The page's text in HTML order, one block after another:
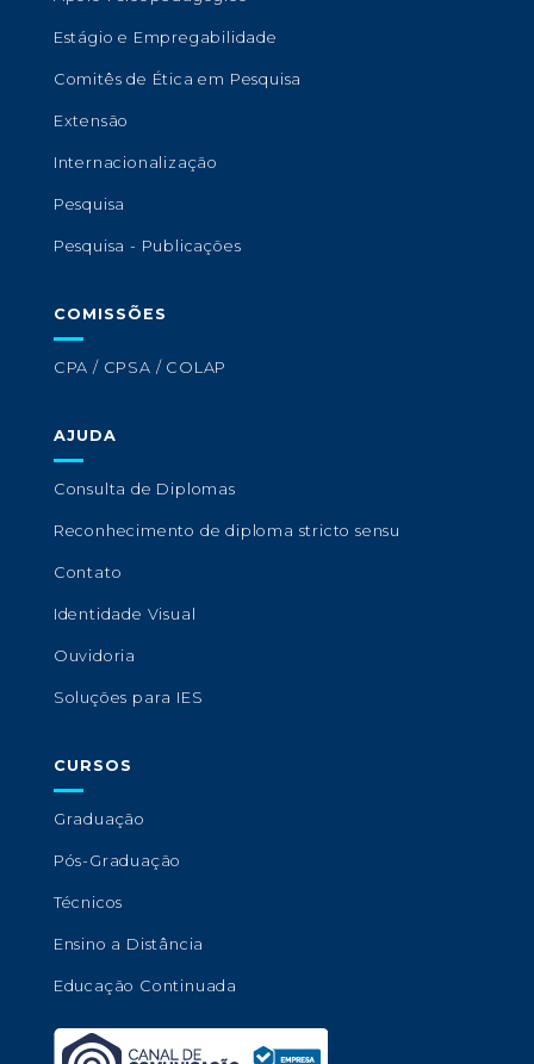
Estágio e Empregabilidade
Comitês de Ética em Pesquisa
Extensão
Internacionalização
Pesquisa
Pesquisa - Publicações
COMISSÕES
CPA / CPSA / COLAP
AJUDA
Consulta de Diplomas
Reconhecimento de diploma stricto sensu
Contato
Identidade Visual
Ouvidoria
Soluções para IES
CURSOS
Graduação
Pós-Graduação
Técnicos
Ensino a Distância
Educação Continuada